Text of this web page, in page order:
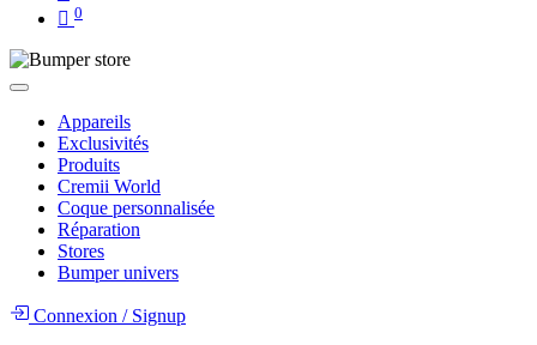
0
Appareils
Exclusivités
Produits
Cremii World
Coque personnalisée
Réparation
Stores
Bumper univers
Connexion /Signup